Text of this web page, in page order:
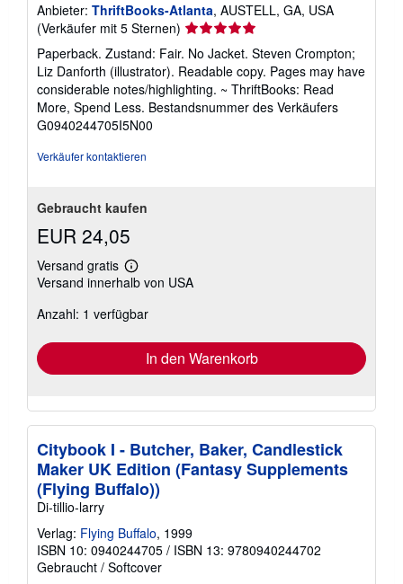
Anbieter: ThriftBooks-Atlanta, AUSTELL, GA, USA
(Verkäufer mit 5 Sternen) Verkäuferbewertung
5
von
5
Sternen
Paperback. Zustand: Fair. No Jacket. Steven Crompton;
Liz Danforth (illustrator). Readable copy. Pages may have
considerable notes/highlighting. ~ ThriftBooks: Read
More, Spend Less. Bestandsnummer des Verkäufers
G0940244705I5N00
Verkäufer kontaktieren
Gebraucht kaufen
EUR 24,05
Versand gratis
Weitere
Informationen
Versandkosten
Versand innerhalb von USA
Anzahl: 1 verfügbar
In den Warenkorb
Citybook I - Butcher, Baker, Candlestick
Maker UK Edition (Fantasy Supplements
(Flying Buffalo))
Di-tillio-larry
Verlag: Flying Buffalo, 1999
ISBN 10: 0940244705 / ISBN 13: 9780940244702
Gebraucht / Softcover